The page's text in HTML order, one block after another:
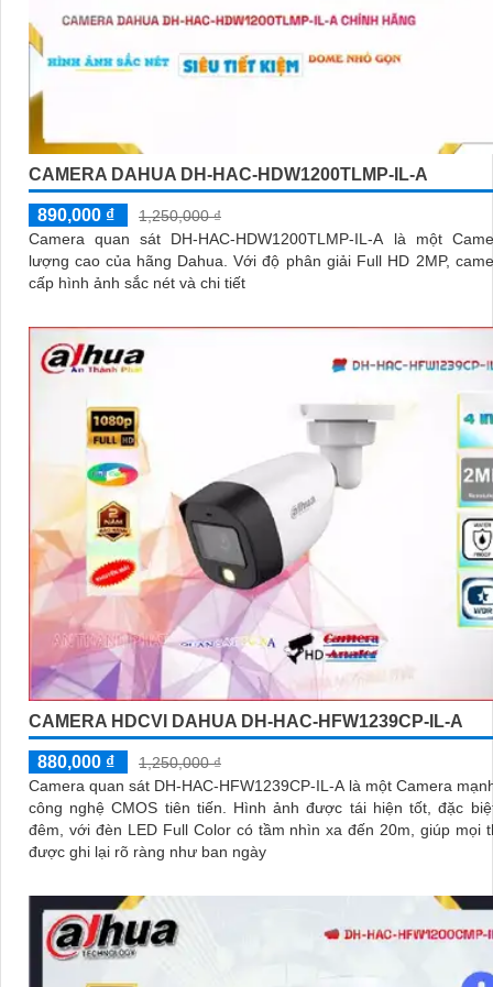
CAMERA DAHUA DH-HAC-HDW1200TLMP-IL-A
890,000 ₫
1,250,000 ₫
Camera quan sát DH-HAC-HDW1200TLMP-IL-A là một
lượng cao của hãng Dahua. Với độ phân giải Full HD 2MP, camera cung
cấp hình ảnh sắc nét và chi tiết
CAMERA HDCVI DAHUA DH-HAC-HFW1239CP-IL-A
880,000 ₫
1,250,000 ₫
Camera quan sát DH-HAC-HFW1239CP-IL-A là một Camera
công nghệ CMOS tiên tiến. Hình ảnh được tái hiện tốt, đặc biệt là ban
đêm, với đèn LED Full Color có tầm nhìn xa đến 20m, giúp mọi
được ghi lại rõ ràng như ban ngày